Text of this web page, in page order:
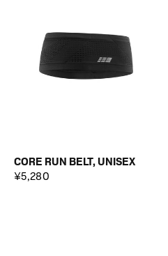
CORE RUN BELT, UNISEX
¥5,280